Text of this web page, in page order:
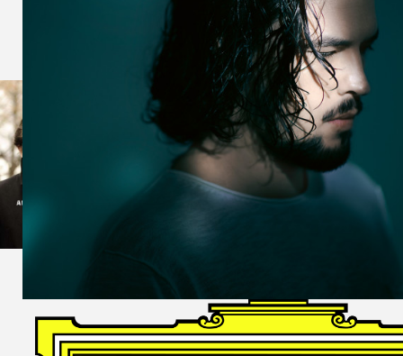
LIEDERKREIS
OP. 24
SECHS
MONOLOGE
AUS
JEDERMANN
GESÄNGE
Andrè Schuen,